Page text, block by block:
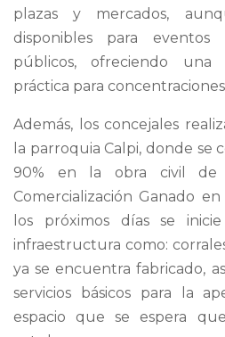
plazas y mercados,
disponibles para eventos
públicos, ofreciendo una
práctica para
Además, los concejales
la parroquia Calpi, donde se
90% en la obra civil de
Comercialización Ganado
los próximos días se
infraestructura como:
ya se encuentra fabricado,
servicios básicos para la
espacio que se espera